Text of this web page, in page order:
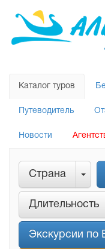
Каталог туров
Путеводитель
Новости
Страна
Длительность
Экскурсии по